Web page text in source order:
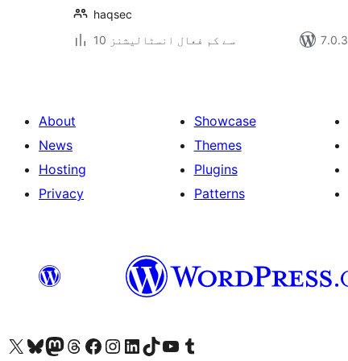
haqsec
10 سے کم فعال انسٹالیشنز
About
News
Hosting
Privacy
Showcase
Themes
Plugins
Patterns
Visit our X (formerly Twitter) account
ہمارے بلیواسکائی اکاؤنٹ پر جائیں
Visit our Mastodon account
ہمارے ٹھریڈز اکاؤنٹ پر جائیں
Visit our Facebook page
Visit our Instagram account
Visit our LinkedIn account
ہمارے ٹک ٹاک اکاؤنٹ پر جائیں
Visit our YouTube channel
ہمارے ٹمبلر اکاؤنٹ پر جائیں